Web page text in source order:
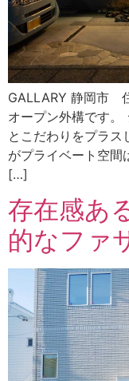
GALLARY 静岡市
オープン外構です。
とこだわりをプラス
がプライベート空間
[…]
存在感あ
的なファ